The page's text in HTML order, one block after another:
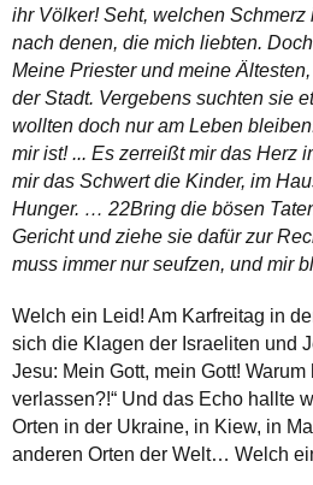
ihr Völker! Seht, welchen
nach denen, die mich liebten.
Meine Priester und meine
der Stadt. Vergebens suchten sie
wollten doch nur am Leben
mir ist! ... Es zerreißt mir das Herz
mir das Schwert die Kinder, im
Hunger. … 22Bring die bösen
Gericht und ziehe sie dafür zur
muss immer nur seufzen, und mir
Welch ein Leid! Am Karfreitag in
sich die Klagen der Israeliten und
Jesu: Mein Gott, mein Gott! Warum
verlassen?!“ Und das Echo hallte
Orten in der Ukraine, in Kiew, in
anderen Orten der Welt… Welch